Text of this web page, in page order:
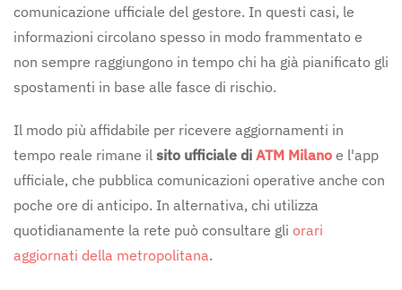
comunicazione ufficiale del gestore. In questi casi, le
informazioni circolano spesso in modo frammentato e
non sempre raggiungono in tempo chi ha già pianificato gli
spostamenti in base alle fasce di rischio.
Il modo più affidabile per ricevere aggiornamenti in
tempo reale rimane il sito ufficiale di ATM Milano e l'app
ufficiale, che pubblica comunicazioni operative anche con
poche ore di anticipo. In alternativa, chi utilizza
quotidianamente la rete può consultare gli orari
aggiornati della metropolitana.